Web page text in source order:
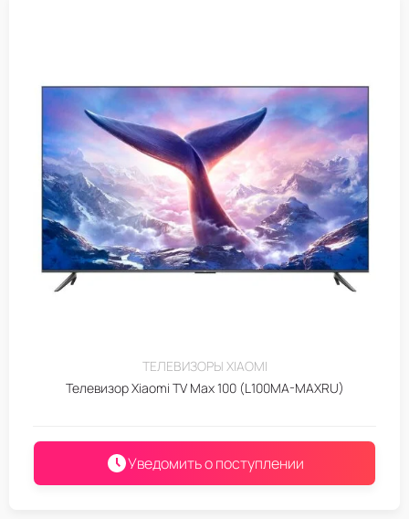
ТЕЛЕВИЗОРЫ XIAOMI
Телевизор Xiaomi TV Max 100 (L100MA-MAXRU)
Уведомить о поступлении